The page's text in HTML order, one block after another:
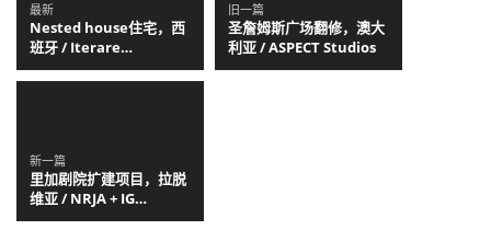
最新
Nested house住宅，西
班牙 / Iterare
arquitectos
旧一篇
圣詹姆斯广场翻修，澳大
利亚 / ASPECT Studios
新一篇
里加剧院扩建项目，拉脱
维亚 / NRJA + IG
Kurbads